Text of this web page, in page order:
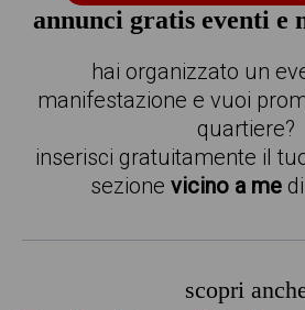
annunci gratis eventi e
hai organizzato un
manifestazione e vuoi
quartiere?
inserisci gratuitamente il
sezione vicino a medi
scopri